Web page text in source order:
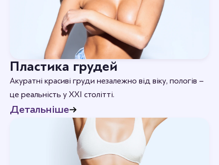
Пластика грудей
Акуратні красиві груди незалежно від віку, пологів –
це реальність у XXI столітті.
Детальніше